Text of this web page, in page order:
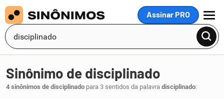
Assinar PRO
MENU
Sinônimo de disciplinado
4 sinônimos de disciplinado para 3 sentidos da palavra disciplinado: